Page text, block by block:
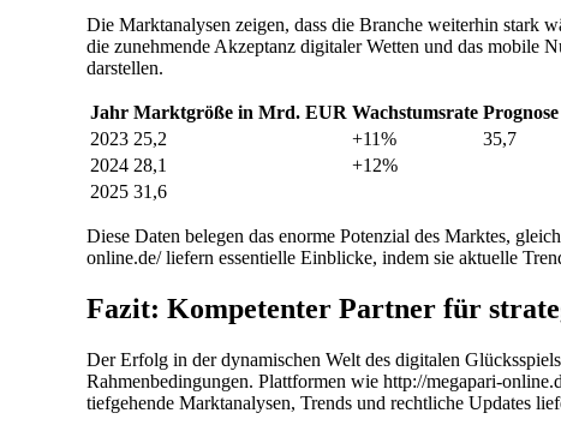
Die Marktanalysen zeigen, dass die Branche weiterhin stark
die zunehmende Akzeptanz digitaler Wetten und das mobile
darstellen.
Jahr Marktgröße in Mrd. EUR Wachstumsrate
2023 25,2 +11%
35,7
2024 28,1
+12%
2025 31,6
Diese Daten belegen das enorme Potenzial des Marktes,
online.de/ liefern essentielle Einblicke, indem sie aktuelle
Fazit: Kompetenter Partner für
Der Erfolg in der dynamischen Welt des digitalen
Rahmenbedingungen. Plattformen wie http://megapari-
tiefgehende Marktanalysen, Trends und rechtliche Updates